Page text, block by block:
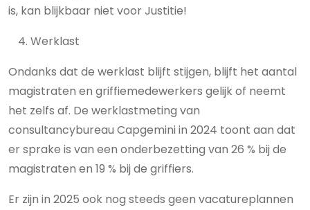
is, kan blijkbaar niet voor Justitie!
Werklast
Ondanks dat de werklast blijft stijgen, blijft het aantal
magistraten en griffiemedewerkers gelijk of neemt
het zelfs af. De werklastmeting van
consultancybureau Capgemini in 2024 toont aan dat
er sprake is van een onderbezetting van 26 % bij de
magistraten en 19 % bij de griffiers.
Er zijn in 2025 ook nog steeds geen vacatureplannen